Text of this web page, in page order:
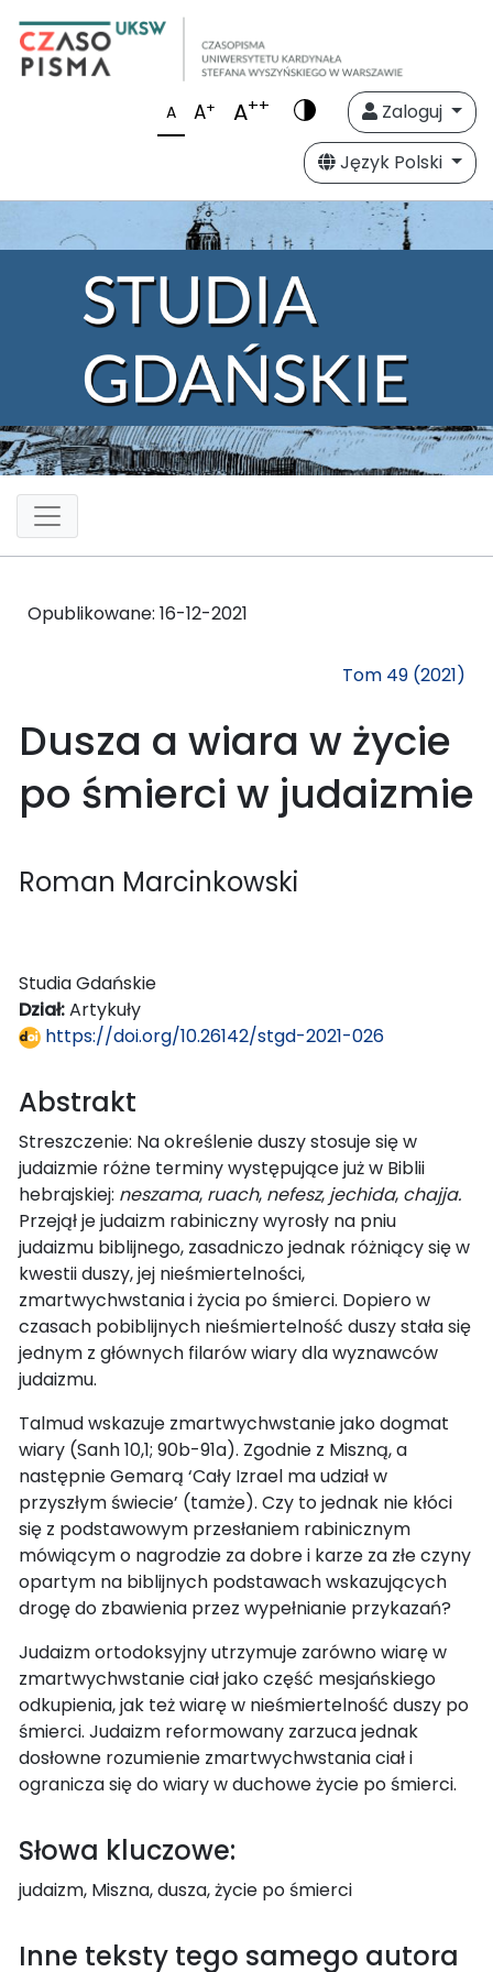
A A+ A++
Zaloguj
Język Polski
Opublikowane: 16-12-2021
Tom 49 (2021)
Dusza a wiara w życie
po śmierci w judaizmie
Roman Marcinkowski
Studia Gdańskie
Dział:Artykuły
https://doi.org/10.26142/stgd-2021-026
Abstrakt
Streszczenie: Na określenie duszy stosuje się w
judaizmie różne terminy występujące już w Biblii
hebrajskiej: neszama, ruach, nefesz, jechida, chajja.
Przejął je judaizm rabiniczny wyrosły na pniu
judaizmu biblijnego, zasadniczo jednak różniący się w
kwestii duszy, jej nieśmiertelności,
zmartwychwstania i życia po śmierci. Dopiero w
czasach pobiblijnych nieśmiertelność duszy stała się
jednym z głównych filarów wiary dla wyznawców
judaizmu.
Talmud wskazuje zmartwychwstanie jako dogmat
wiary (Sanh 10,1; 90b-91a). Zgodnie z Miszną, a
następnie Gemarą ‘Cały Izrael ma udział w
przyszłym świecie’ (tamże). Czy to jednak nie kłóci
się z podstawowym przesłaniem rabinicznym
mówiącym o nagrodzie za dobre i karze za złe czyny
opartym na biblijnych podstawach wskazujących
drogę do zbawienia przez wypełnianie przykazań?
Judaizm ortodoksyjny utrzymuje zarówno wiarę w
zmartwychwstanie ciał jako część mesjańskiego
odkupienia, jak też wiarę w nieśmiertelność duszy po
śmierci. Judaizm reformowany zarzuca jednak
dosłowne rozumienie zmartwychwstania ciał i
ogranicza się do wiary w duchowe życie po śmierci.
Słowa kluczowe:
judaizm, Miszna, dusza, życie po śmierci
Inne teksty tego samego autora